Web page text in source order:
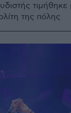
τιμήθηκε
της πόλης